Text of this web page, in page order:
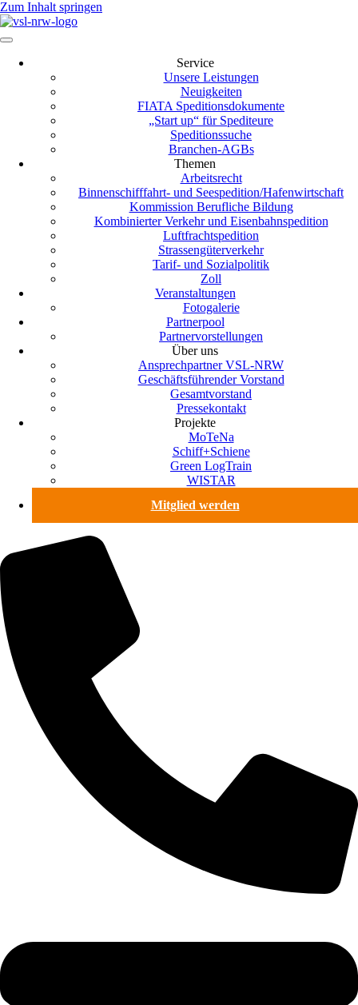
Zum Inhalt springen
Service
Unsere Leistungen
Neuigkeiten
FIATA Speditionsdokumente
„Start up“ für Spediteure
Speditionssuche
Branchen-AGBs
Themen
Arbeitsrecht
Binnenschifffahrt- und Seespedition/Hafenwirtschaft
Kommission Berufliche Bildung
Kombinierter Verkehr und Eisenbahnspedition
Luftfrachtspedition
Strassengüterverkehr
Tarif- und Sozialpolitik
Zoll
Veranstaltungen
Fotogalerie
Partnerpool
Partnervorstellungen
Über uns
Ansprechpartner VSL-NRW
Geschäftsführender Vorstand
Gesamtvorstand
Pressekontakt
Projekte
MoTeNa
Schiff+Schiene
Green LogTrain
WISTAR
Mitglied werden